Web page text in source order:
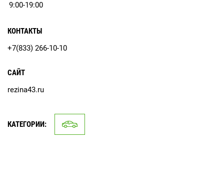
9:00-19:00
КОНТАКТЫ
+7(833) 266-10-10
САЙТ
rezina43.ru
КАТЕГОРИИ: